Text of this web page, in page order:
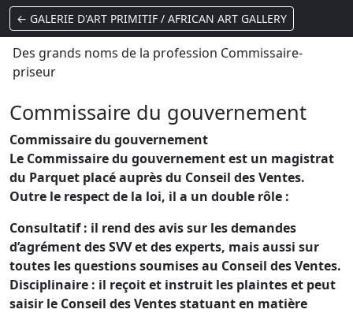
← GALERIE D'ART PRIMITIF / AFRICAN ART GALLERY
Des grands noms de la profession Commissaire-
priseur
Commissaire du gouvernement
Commissaire du gouvernement
Le Commissaire du gouvernement est un magistrat
du Parquet placé auprès du Conseil des Ventes.
Outre le respect de la loi, il a un double rôle :
Consultatif : il rend des avis sur les demandes
d’agrément des SVV et des experts, mais aussi sur
toutes les questions soumises au Conseil des Ventes.
Disciplinaire : il reçoit et instruit les plaintes et peut
saisir le Conseil des Ventes statuant en matière